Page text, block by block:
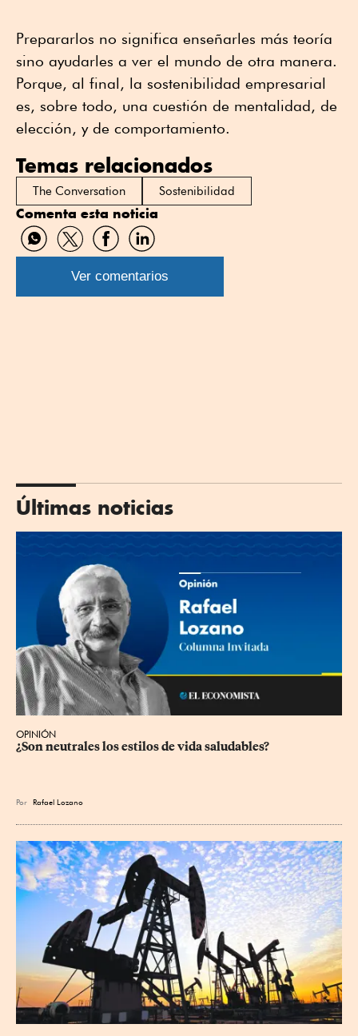
Prepararlos no significa enseñarles más teoría
sino ayudarles a ver el mundo de otra manera.
Porque, al final, la sostenibilidad empresarial
es, sobre todo, una cuestión de mentalidad, de
elección, y de comportamiento.
Temas relacionados
The Conversation Sostenibilidad
Comenta esta noticia
Compartir
por
WhatsApp
Compartir
por
Twitter
Compartir
por
Facebook
Compartir
por
Linkedin
Ver comentarios
Últimas noticias
OPINIÓN
¿Son neutrales los estilos de vida saludables?
Por Rafael Lozano